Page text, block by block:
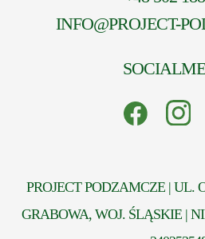
INFO@PROJECT-
PROJECT PODZAMCZE | UL.
GRABOWA, WOJ. ŚLĄSKIE |